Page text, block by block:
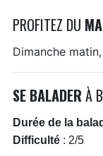
PROFITEZ DU
Dimanche
SE BALADER À
Durée de la
Difficulté: 2/5